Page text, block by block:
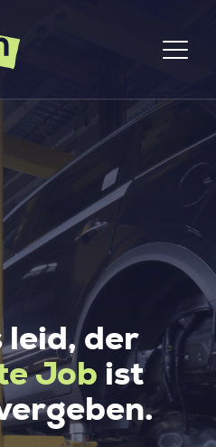
leid, der
Job ist